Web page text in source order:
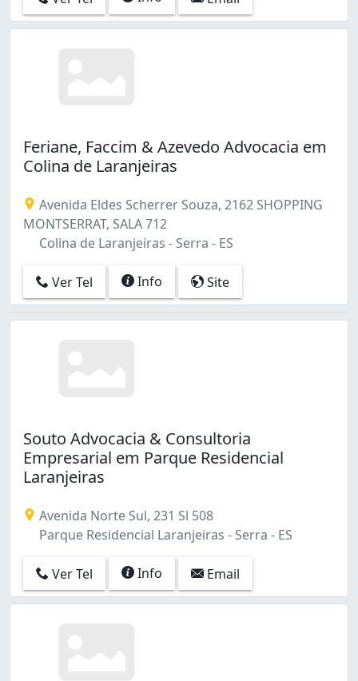
Feriane, Faccim & Azevedo Advocacia em
Colina de Laranjeiras
Avenida Eldes Scherrer Souza, 2162 SHOPPING
MONTSERRAT, SALA 712
Colina de Laranjeiras - Serra - ES
Ver Tel Info Site
Souto Advocacia & Consultoria
Empresarial em Parque Residencial
Laranjeiras
Avenida Norte Sul, 231 Sl 508
Parque Residencial Laranjeiras - Serra - ES
Ver Tel Info Email